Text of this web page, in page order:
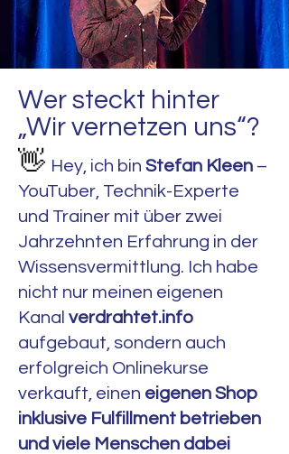
Wer steckt hinter
„Wir vernetzen uns“?
👋 Hey, ich bin Stefan Kleen –
YouTuber, Technik-Experte
und Trainer mit über zwei
Jahrzehnten Erfahrung in der
Wissensvermittlung. Ich habe
nicht nur meinen eigenen
Kanal verdrahtet.info
aufgebaut, sondern auch
erfolgreich Onlinekurse
verkauft, einen eigenen Shop
inklusive Fulfillment betrieben
und viele Menschen dabei